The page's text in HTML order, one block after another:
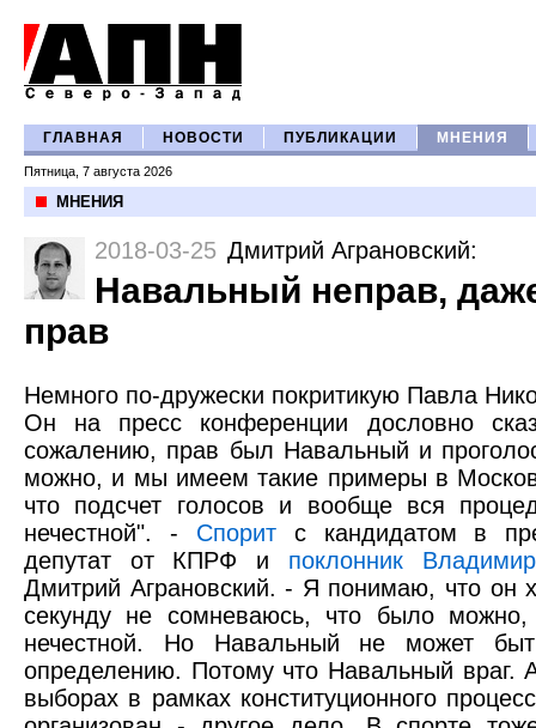
ГЛАВНАЯ НОВОСТИ ПУБЛИКАЦИИ МНЕНИЯ
Пятница, 7 августа 2026
МНЕНИЯ
2018-03-25 Дмитрий Аграновский:
Навальный неправ,
прав
Немного по-дружески покритикую Павла
Он на пресс конференции дословно
сожалению, прав был Навальный и
можно, и мы имеем такие примеры в
что подсчет голосов и вообще вся
нечестной". - Споритс кандидатом в
депутат от КПРФ и поклонник
Дмитрий Аграновский. - Я понимаю, что он
секунду не сомневаюсь, что было
нечестной. Но Навальный не может
определению. Потому что Навальный враг.
выборах в рамках конституционного